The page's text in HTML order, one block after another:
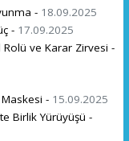
- 18.09.2025
- 17.09.2025
Rolü ve Karar Zirvesi -
- 15.09.2025
Birlik Yürüyüşü -